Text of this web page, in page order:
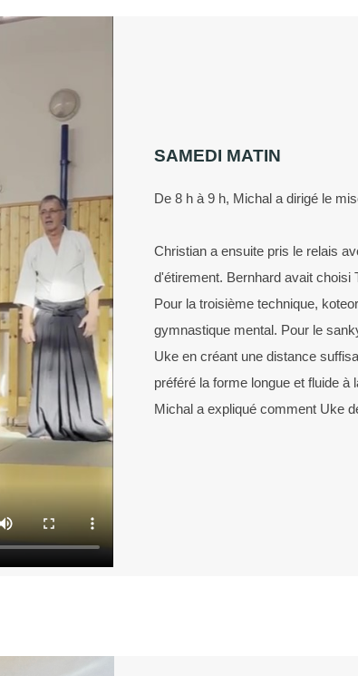
SAMEDI MATIN
De 8 h à 9 h, Michal a dirigé le
Christian a ensuite pris le relais
d'étirement. Bernhard avait choisi
Pour la troisième technique,
gymnastique mental. Pour le
Uke en créant une distance
préféré la forme longue et fluide à
Michal a expliqué comment Uke